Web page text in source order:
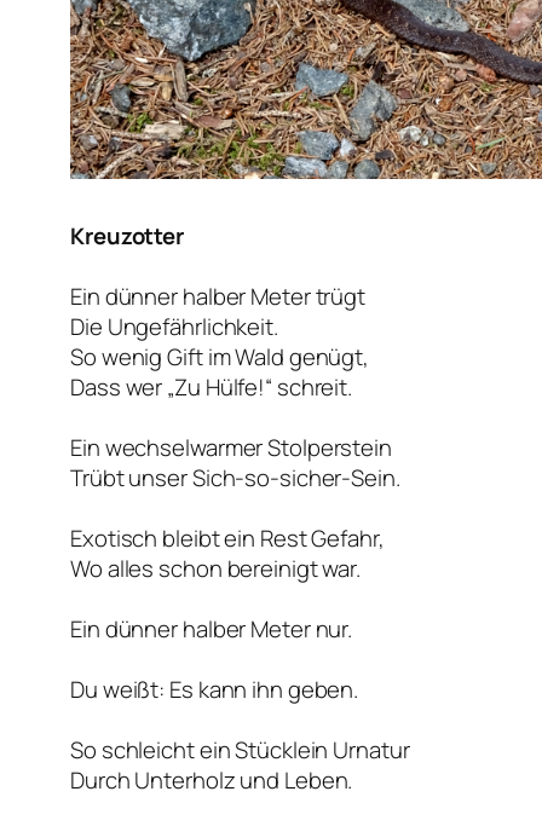
Kreuzotter
Ein dünner halber Meter trügt
Die Ungefährlichkeit.
So wenig Gift im Wald genügt,
Dass wer „Zu Hülfe!“ schreit.
Ein wechselwarmer Stolperstein
Trübt unser Sich-so-sicher-Sein.
Exotisch bleibt ein Rest Gefahr,
Wo alles schon bereinigt war.
Ein dünner halber Meter nur.
Du weißt: Es kann ihn geben.
So schleicht ein Stücklein Urnatur
Durch Unterholz und Leben.